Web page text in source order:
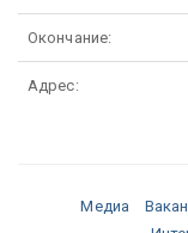
Окончание:
Адрес:
Медиа